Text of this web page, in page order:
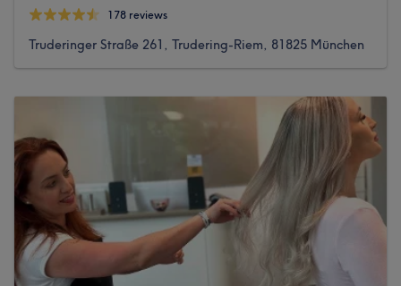
178 reviews
Truderinger Straße 261, Trudering-Riem, 81825 München